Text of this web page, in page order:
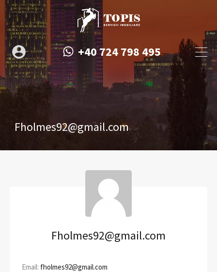
+40 724 798 495
Fholmes92@gmail.com
Fholmes92@gmail.com
Email: fholmes92@gmail.com